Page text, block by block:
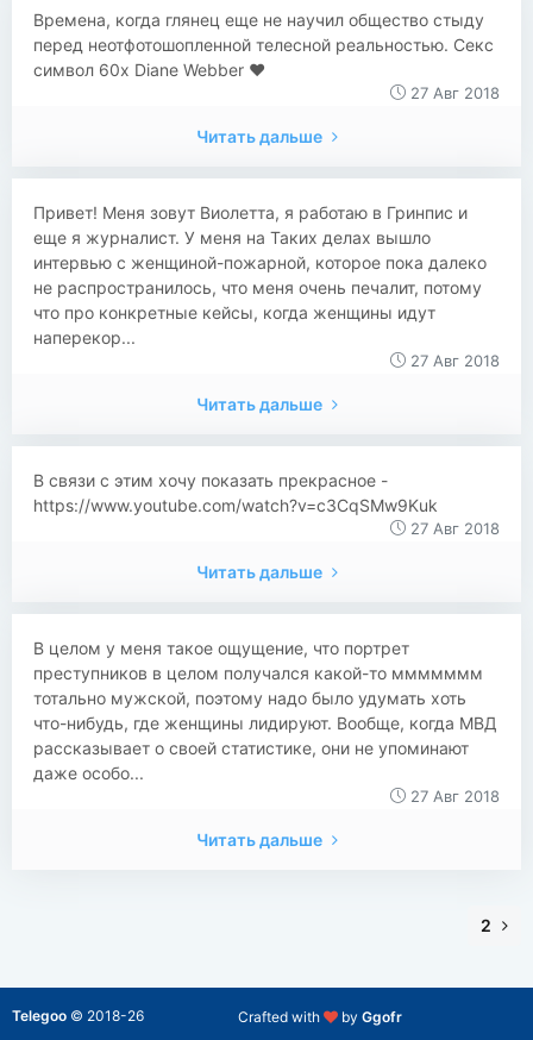
Времена, когда глянец еще не научил общество стыду
перед неотфотошопленной телесной реальностью. Секс
символ 60х Diane Webber ❤
27 Авг 2018
Читать дальше
Привет! Меня зовут Виолетта, я работаю в Гринпис и
еще я журналист. У меня на Таких делах вышло
интервью с женщиной-пожарной, которое пока далеко
не распространилось, что меня очень печалит, потому
что про конкретные кейсы, когда женщины идут
наперекор...
27 Авг 2018
Читать дальше
В связи с этим хочу показать прекрасное -
https://www.youtube.com/watch?v=c3CqSMw9Kuk
27 Авг 2018
Читать дальше
В целом у меня такое ощущение, что портрет
преступников в целом получался какой-то ммммммм
тотально мужской, поэтому надо было удумать хоть
что-нибудь, где женщины лидируют. Вообще, когда МВД
рассказывает о своей статистике, они не упоминают
даже особо...
27 Авг 2018
Читать дальше
2
Crafted with by Ggofr
Telegoo © 2018-26